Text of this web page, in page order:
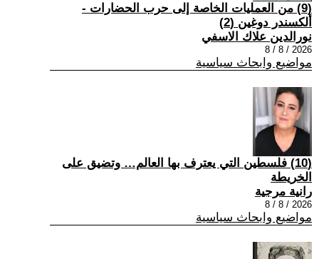
(9) من العمليات الخاصة إلى حرب الحضارات -
ألكسندر دوغين (2)
نورالدين علاك الاسفي
2026 / 8 / 8
مواضيع وابحاث سياسية
(10) فلسطين التي يعترف بها العالم… وتضيق على
الخريطة
رانية مرجية
2026 / 8 / 8
مواضيع وابحاث سياسية